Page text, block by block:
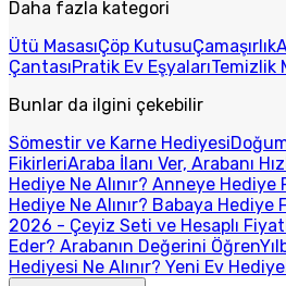
Daha fazla kategori
Ütü MasasıÇöp KutusuÇamaşırlık
ÇantasıPratik Ev EşyalarıTemizlik
Bunlar da ilgini çekebilir
Sömestir ve Karne Hediyesi
FikirleriAraba İlanı Ver, Arabanı
Hediye Ne Alınır? Anneye Hediye
Hediye Ne Alınır? Babaya Hediye
2026 - Çeyiz Seti ve Hesaplı
Eder? Arabanın Değerini Öğren
Hediyesi Ne Alınır? Yeni Ev